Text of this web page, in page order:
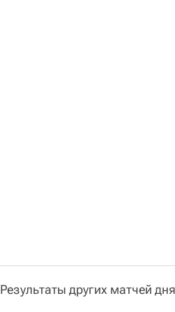
Результаты других матчей